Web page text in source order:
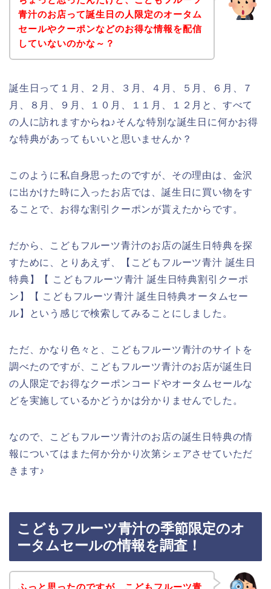
青汁のお店って誕生日の人限定のオータム
セールやクーポンなどのお得な情報を配信
していないのかな～？
誕生日って１月、２月、３月、４月、５月、６月、７
月、８月、９月、１０月、１１月、１２月と、すべて
の人に訪れますからね♪そんな特別な誕生日に何かお得
な特典があってもいいと思いませんか？
このように私自身思ったのですが、その理由は、金沢
に出かけた時に入ったお店では、誕生日に買い物をす
ることで、お得な割引クーポンが貰えたからです。
だから、こどもフルーツ青汁のお店の誕生日特典を探
すために、とりあえず、【こどもフルーツ青汁 誕生日
特典】【 こどもフルーツ青汁 誕生日特典割引クーポ
ン】【 こどもフルーツ青汁 誕生日特典オータムセー
ル】という感じで検索してみることにしました。
ただ、かなり色々と、こどもフルーツ青汁のサイトを
調べたのですが、こどもフルーツ青汁のお店が誕生日
の人限定でお得なクーポンコードやオータムセールな
どを実施しているかどうかは分かりませんでした。
なので、こどもフルーツ青汁のお店の誕生日特典の情
報についてはまた何か分かり次第シェアさせていただ
きます♪
こどもフルーツ青汁の季節限定のオ
ータムセールの情報を調査！
ふっと思ったのですが、こどもフルーツ青